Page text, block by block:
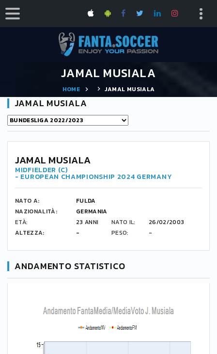
JAMAL MUSIALA
HOME JAMAL MUSIALA
JAMAL MUSIALA
10
JAMAL MUSIALA
MIDFIELDER (C)
- EUROPEAN CHAMPIONSHIP 2024 GERMANY
NATO A:
FULDA
NAZIONALITÀ:
GERMANIA
ETÀ:
23 ANNI NATO IL:
26/02/2003
ALTEZZA:
- PESO: -
ANDAMENTO STATISTICO